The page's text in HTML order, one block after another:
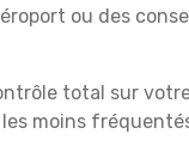
ou des
total sur
moins